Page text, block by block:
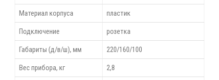
Материал корпуса пластик
Подключение розетка
Габариты (д/в/ш), мм 220/160/100
Вес прибора, кг 2,8